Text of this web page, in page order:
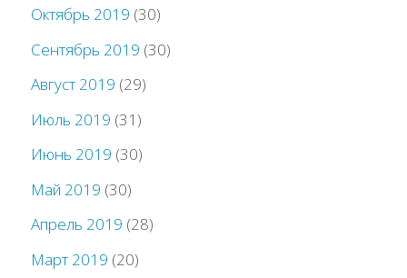
Октябрь 2019 (30)
Сентябрь 2019 (30)
Август 2019 (29)
Июль 2019 (31)
Июнь 2019 (30)
Май 2019 (30)
Апрель 2019 (28)
Март 2019 (20)